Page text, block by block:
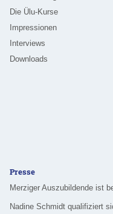
Die Ülu-Kurse
Impressionen
Interviews
Downloads
Presse